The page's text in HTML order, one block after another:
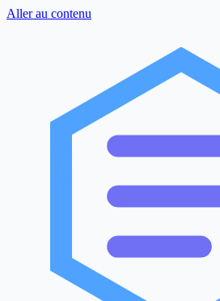
Aller au contenu